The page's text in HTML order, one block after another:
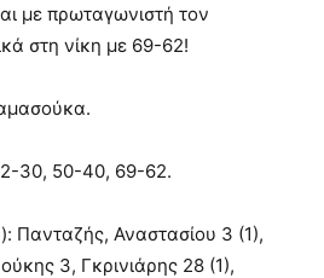
με πρωταγωνιστή τον
στη νίκη με 69-62!
30, 50-40, 69-62.
Πανταζής, Αναστασίου 3 (1),
3, Γκρινιάρης 28 (1),